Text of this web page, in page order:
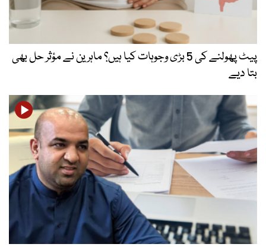
پیٹ پھولنے کی 5 بڑی وجوہات کیا ہیں؟ ماہرین نے مؤثر حل بھی
بتا دیے